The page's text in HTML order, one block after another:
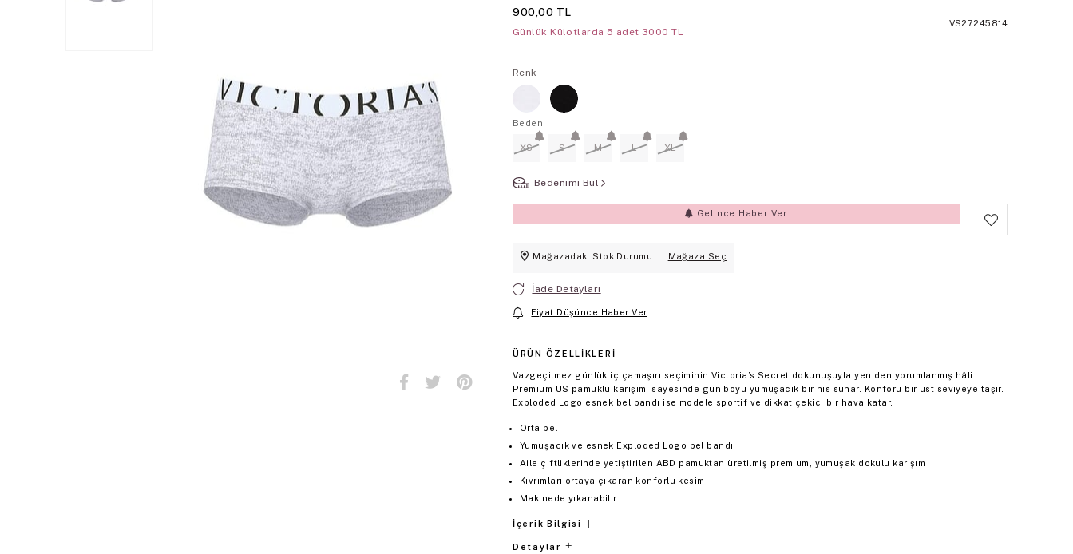
900,00 TL
Günlük Külotlarda 5 adet 3000 TL
VS27245814
Renk
Beden
XS S M L XL
Bedenimi Bul
Gelince Haber Ver
Mağazadaki Stok Durumu Mağaza Seç
İade Detayları
Fiyat Düşünce Haber Ver
ÜRÜN ÖZELLIKLERI
Vazgeçilmez günlük iç çamaşırı seçiminin Victoria’s Secret dokunuşuyla yeniden yorumlanmış hâli.
Premium US pamuklu karışımı sayesinde gün boyu yumuşacık bir his sunar. Konforu bir üst seviyeye taşır.
Exploded Logo esnek bel bandı ise modele sportif ve dikkat çekici bir hava katar.
Orta bel
Yumuşacık ve esnek Exploded Logo bel bandı
Aile çiftliklerinde yetiştirilen ABD pamuktan üretilmiş premium, yumuşak dokulu karışım
Kıvrımları ortaya çıkaran konforlu kesim
Makinede yıkanabilir
İçerik Bilgisi
Detaylar